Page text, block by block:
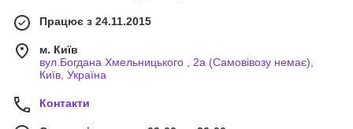
Працює з 24.11.2015
м. Київ
вул.Богдана Хмельницького , 2а (Самовівозу немає),
Київ, Україна
Контакти